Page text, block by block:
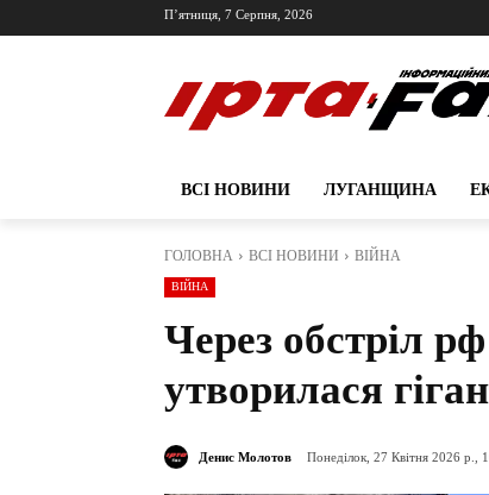
П’ятниця, 7 Серпня, 2026
ВСІ НОВИНИ ЛУГАНЩИНА
ГОЛОВНА ВСІ НОВИНИ ВІЙНА
ВІЙНА
Через обстріл
утворилася
Денис Молотов Понеділок, 27 Квітня 2026 р.,